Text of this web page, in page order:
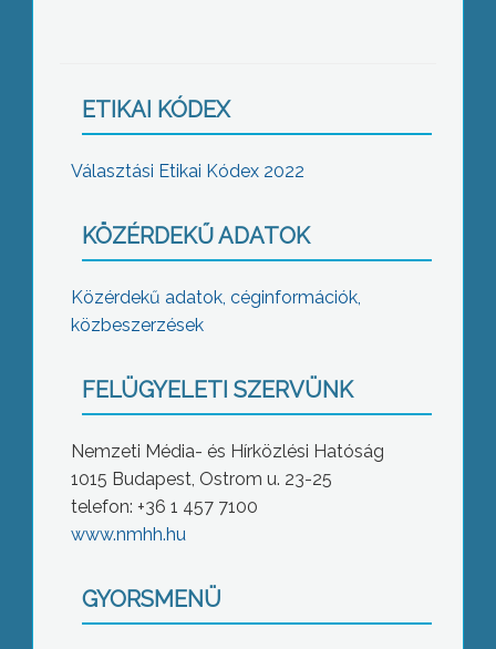
ETIKAI KÓDEX
Választási Etikai Kódex 2022
KÖZÉRDEKŰ ADATOK
Közérdekű adatok, céginformációk,
közbeszerzések
FELÜGYELETI SZERVÜNK
Nemzeti Média- és Hírközlési Hatóság
1015 Budapest, Ostrom u. 23-25
telefon: +36 1 457 7100
www.nmhh.hu
GYORSMENÜ